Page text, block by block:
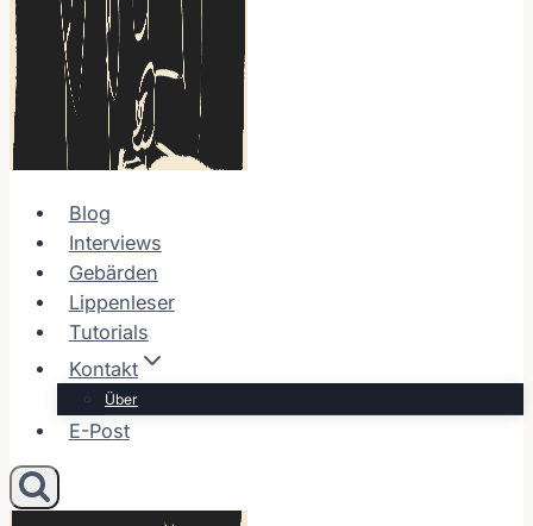
Blog
Interviews
Gebärden
Lippenleser
Tutorials
Kontakt
Über
E-Post